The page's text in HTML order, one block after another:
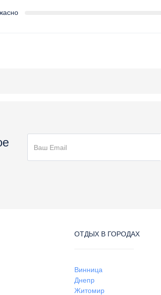
ОТДЫХ В ГОРОДАХ
Винница
Днепр
Житомир